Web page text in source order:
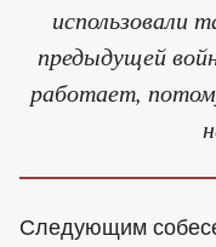
использовали
предыдущей
работает,
Следующим